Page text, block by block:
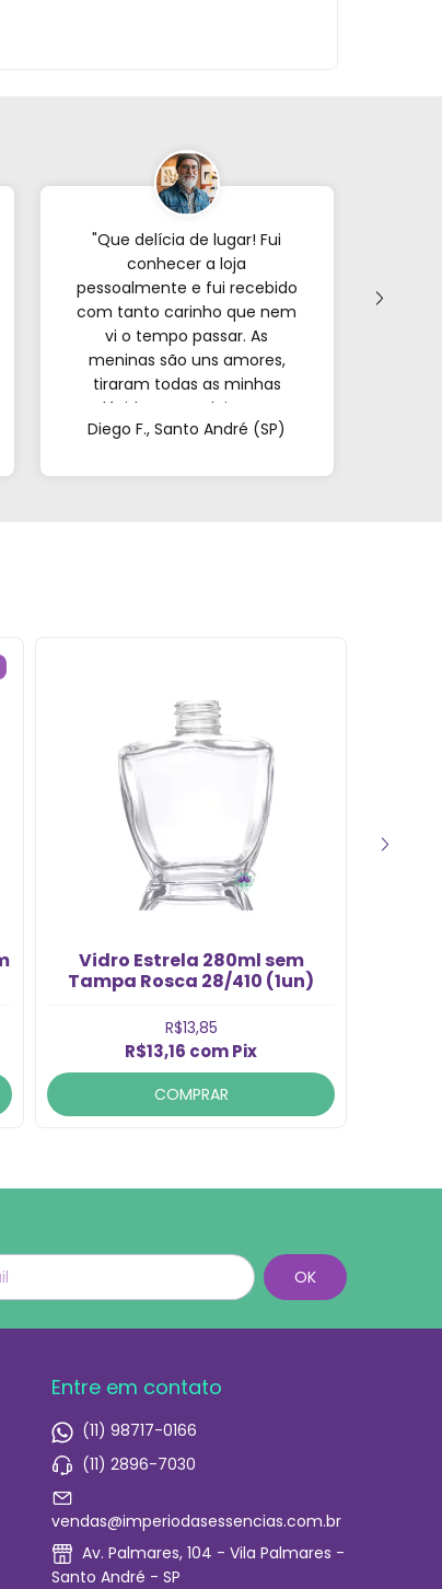
"Que delícia de lugar! Fui
conhecer a loja
pessoalmente e fui recebido
com tanto carinho que nem
vi o tempo passar. As
meninas são uns amores,
tiraram todas as minhas
dúvidas e me deixaram
super à vontade. É
mãos vazias!"
Diego F., Santo André (SP)
Vidro Estrela 280ml sem
Tampa Rosca 28/410 (1un)
R$13,85
R$13,16 comPix
COMPRAR
Entre em contato
(11) 98717-0166
(11) 2896-7030
vendas@imperiodasessencias.com.br
Av. Palmares, 104 - Vila Palmares -
Santo André - SP